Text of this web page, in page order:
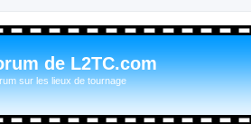
de L2TC.com
sur les lieux de tournage